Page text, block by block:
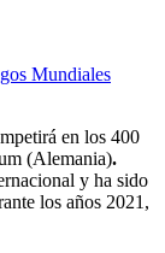
en los 400
(Alemania).
y ha sido
los años 2021,